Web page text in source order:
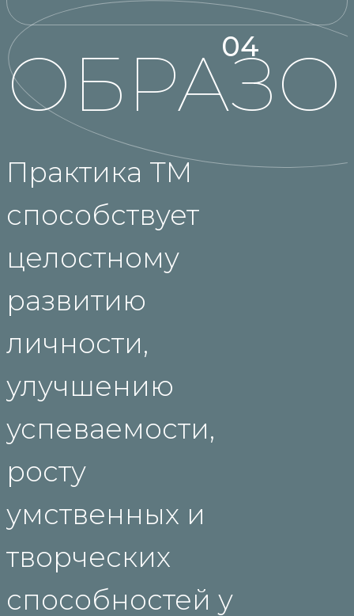
04
Практика ТМ
способствует
целостному
развитию
личности,
улучшению
успеваемости,
росту
умственных и
творческих
способностей у